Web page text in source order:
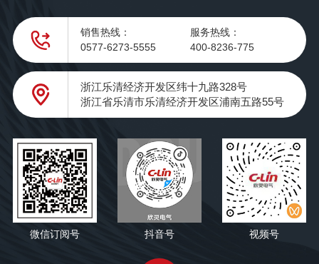
销售热线：
0577-6273-5555
服务热线：
400-8236-775
浙江乐清经济开发区纬十九路328号
浙江省乐清市乐清经济开发区浦南五路55号
微信订阅号 抖音号 视频号